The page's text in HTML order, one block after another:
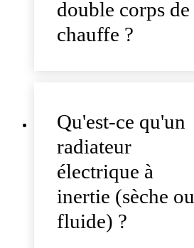
double corps de
chauffe ?
Qu'est-ce qu'un
radiateur
électrique à
inertie (sèche ou
fluide) ?